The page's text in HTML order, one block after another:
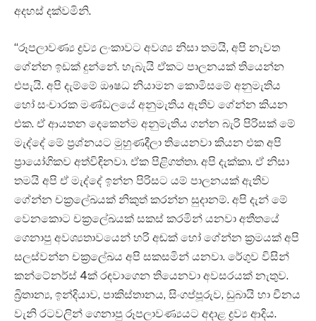
අදහස් දක්වමිනි.
“රූපලාවණ්‍ය ද්‍රව්‍ය ලංකාවට අවශ්‍ය නිසා තමයි, අපි නැවත
ගේන්න ඉඩක් දුන්නේ. හැබැයි ඒකට පාලනයක් තියෙන්න
එපැයි. අපි දැම්මේ ඖෂධ නියාමන කොමිසමේ අනුමැතිය
හෝ සංචාරක මණ්ඩලයේ අනුමැතිය ඇතිව ගේන්න කියන
එක. ඒ ආයතන දෙකෙන්ම අනුමැතිය ගන්න බැරි පිරිසක් මේ
මැද්දේ මේ ප්‍රශ්නයට මුහුණදීලා තියෙනවා කියන එක අපි
ප්‍රායෝගිකව අත්විඳිනවා. ඒක පිළිගත්තා. අපි දැක්කා. ඒ නිසා
තමයි අපි ඒ මැද්දේ ඉන්න පිරිසට යම් පාලනයක් ඇතිව
ගේන්න චක්‍රලේඛයක් නිකුත් කරන්න සුදානම්. අපි දැන් මේ
වෙනකොට චක්‍රලේඛයක් සකස් කරමින් යනවා අතීතයේ
ගෙනාපු අවශ්‍යතාවයෙන් හරි අඬක් හෝ ගේන්න ක්‍රමයක් අපි
සලස්වන්න චක්‍රලේඛය අපි සකසමින් යනවා. රේගුව විසින්
කන්ටේනර්ස් 4ක් රඳවාගෙන තියෙනවා අවසරයක් නැතුව.
බ්‍රිතාන්‍ය, ඉන්දියාව, පාකිස්තානය, සිංගප්පූරුව, ඩුබායි හා චීනය
වැනි රටවලින් ගෙනාපු රූපලාවණ්‍යයට අදාළ ද්‍රව්‍ය ආදිය.